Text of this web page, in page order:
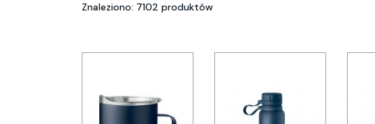
Znaleziono: 7102 produktów